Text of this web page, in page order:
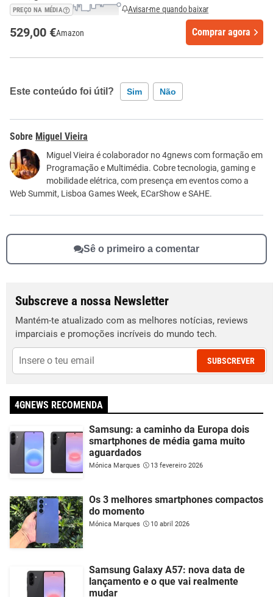
PREÇO NA MÉDIA Avisar-me quando baixar
529,00 €Amazon Comprar agora
Este conteúdo foi útil? Sim Não
Este conteúdo contém informação incorreta
Este conteúdo não tem a informação que procuro
Outro
Miguel Vieira
Miguel Vieira é colaborador no 4gnews com formação em
Programação e Multimédia. Cobre tecnologia, gaming e
mobilidade elétrica, com presença em eventos como a
Web Summit, Lisboa Games Week, ECarShow e SAHE.
Sê o primeiro a comentar
Subscreve a nossa Newsletter
Mantém-te atualizado com as melhores notícias, reviews
imparciais e promoções incríveis do mundo tech.
SUBSCREVER
4GNEWS RECOMENDA
Samsung: a caminho da Europa dois
smartphones de média gama muito
aguardados
Mónica Marques 13 fevereiro 2026
Os 3 melhores smartphones compactos
do momento
Mónica Marques 10 abril 2026
Samsung Galaxy A57: nova data de
lançamento e o que vai realmente
mudar